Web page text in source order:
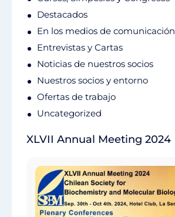
Destacados
En los medios de comunicación
Entrevistas y Cartas
Noticias de nuestros socios
Nuestros socios y entorno
Ofertas de trabajo
Uncategorized
XLVII Annual Meeting 2024